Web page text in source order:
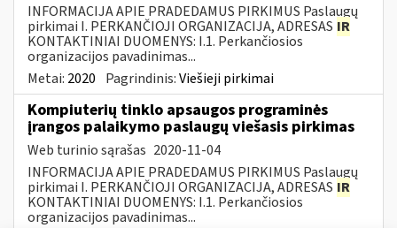
INFORMACIJA APIE PRADEDAMUS PIRKIMUS Paslaugų
pirkimai I. PERKANČIOJI ORGANIZACIJA, ADRESAS IR
KONTAKTINIAI DUOMENYS: I.1. Perkančiosios
organizacijos pavadinimas...
Metai: 2020 Pagrindinis:Viešieji pirkimai
Kompiuterių tinklo apsaugos programinės
įrangos palaikymo paslaugų viešasis pirkimas
Web turinio sąrašas 2020-11-04
INFORMACIJA APIE PRADEDAMUS PIRKIMUS Paslaugų
pirkimai I. PERKANČIOJI ORGANIZACIJA, ADRESAS IR
KONTAKTINIAI DUOMENYS: I.1. Perkančiosios
organizacijos pavadinimas...